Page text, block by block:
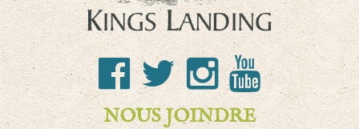
NOUS JOINDRE